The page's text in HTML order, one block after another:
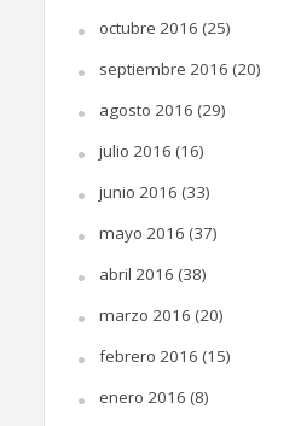
octubre 2016 (25)
septiembre 2016 (20)
agosto 2016 (29)
julio 2016 (16)
junio 2016 (33)
mayo 2016 (37)
abril 2016 (38)
marzo 2016 (20)
febrero 2016 (15)
enero 2016 (8)